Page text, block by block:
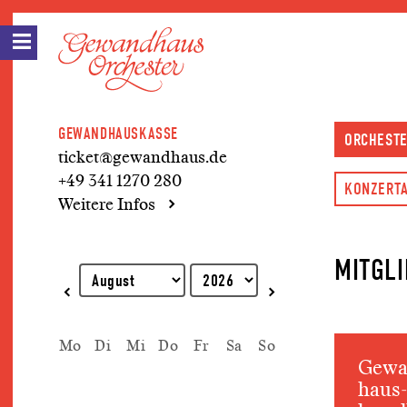
GEWANDHAUSKASSE
ticket@gewandhaus.de
+49 341 1270 280
Weitere Infos
Erklärung zur Tastaturbedienung
Mo Di Mi Do Fr Sa So
haus­